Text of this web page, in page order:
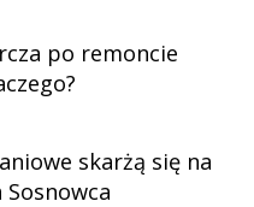
po remoncie
skarżą się na